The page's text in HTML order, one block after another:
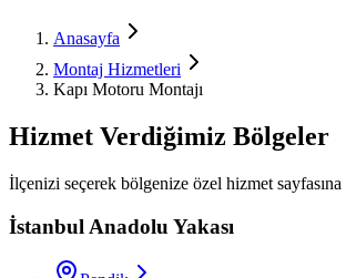
Anasayfa
Montaj Hizmetleri
Kapı Motoru Montajı
Hizmet Verdiğimiz Bölgeler
İlçenizi seçerek bölgenize özel hizmet sayfasına
İstanbul Anadolu Yakası